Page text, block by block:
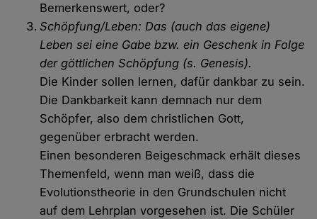
Bemerkenswert, oder?
Schöpfung/Leben: Das (auch das eigene)
Leben sei eine Gabe bzw. ein Geschenk in Folge
der göttlichen Schöpfung (s. Genesis).
Die Kinder sollen lernen, dafür dankbar zu sein.
Die Dankbarkeit kann demnach nur dem
Schöpfer, also dem christlichen Gott,
gegenüber erbracht werden.
Einen besonderen Beigeschmack erhält dieses
Themenfeld, wenn man weiß, dass die
Evolutionstheorie in den Grundschulen nicht
auf dem Lehrplan vorgesehen ist. Die Schüler